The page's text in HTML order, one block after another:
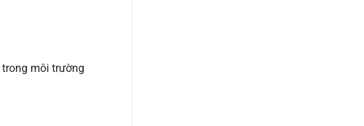
môi trường